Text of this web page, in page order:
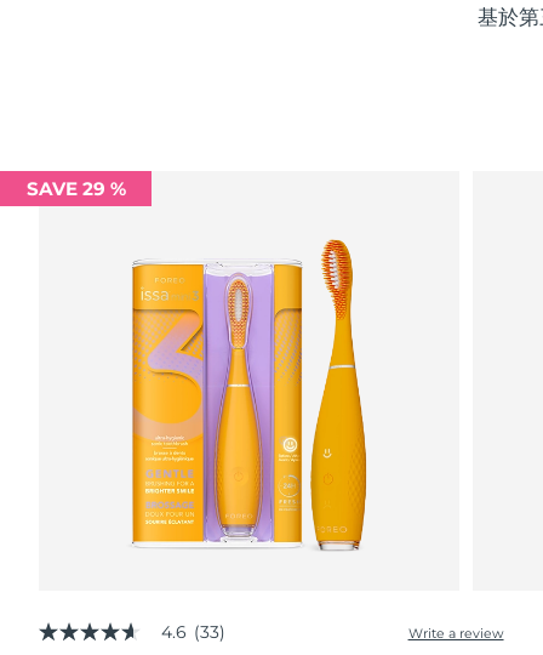
基於
SAVE 29 %
4.6
4.6 (33) Write a review
FOREO APP
8/14/26
日本
預計送達日期
預計送達日期
預計送達日期
預計送達日期
預計送達日期
預計送達日期